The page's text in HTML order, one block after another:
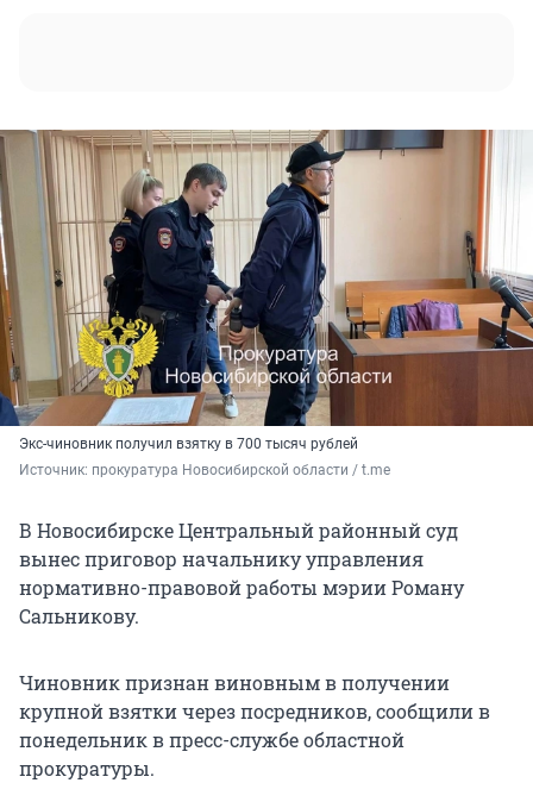
Экс-чиновник получил взятку в 700 тысяч рублей
Источник: прокуратура Новосибирской области / t.me
В Новосибирске Центральный районный суд
вынес приговор начальнику управления
нормативно-правовой работы мэрии Роману
Сальникову.
Чиновник признан виновным в получении
крупной взятки через посредников, сообщили в
понедельник в пресс-службе областной
прокуратуры.